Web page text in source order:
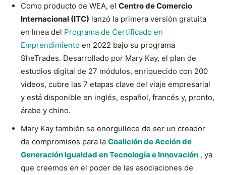
Como producto de WEA, el Centro de Comercio
Internacional (ITC) lanzó la primera versión gratuita
en línea del Programa de Certificado en
Emprendimiento en 2022 bajo su programa
SheTrades. Desarrollado por Mary Kay, el plan de
estudios digital de 27 módulos, enriquecido con 200
videos, cubre las 7 etapas clave del viaje empresarial
y está disponible en inglés, español, francés y, pronto,
árabe y chino.
Mary Kay también se enorgullece de ser un creador
de compromisos para la Coalición de Acción de
Generación Igualdad en Tecnología e Innovación , ya
que creemos en el poder de las asociaciones de